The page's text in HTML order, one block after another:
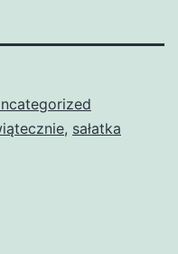
, sałatka